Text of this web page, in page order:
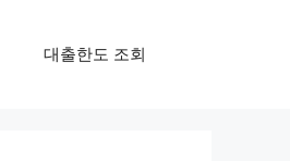
대출한도 조회